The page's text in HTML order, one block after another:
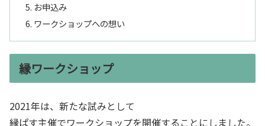
お申込み
ワークショップへの想い
縁ワークショップ
2021年は、新たな試みとして
縁ぱす主催でワークショップを開催することにしました。